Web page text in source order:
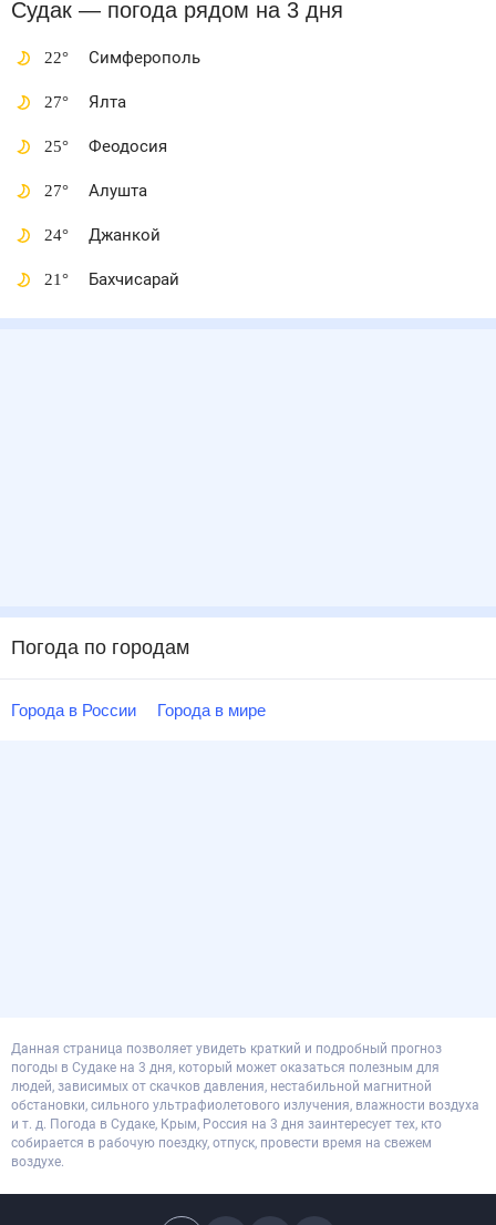
Судак — погода рядомна 3 дня
22° Симферополь
27° Ялта
25° Феодосия
27° Алушта
24° Джанкой
21° Бахчисарай
Погода по городам
Города в России Города в мире
Данная страница позволяет увидеть краткий и подробный прогноз
погоды в Судаке на 3 дня, который может оказаться полезным для
людей, зависимых от скачков давления, нестабильной магнитной
обстановки, сильного ультрафиолетового излучения, влажности воздуха
и т. д. Погода в Судаке, Крым, Россия на 3 дня заинтересует тех, кто
собирается в рабочую поездку, отпуск, провести время на свежем
воздухе.